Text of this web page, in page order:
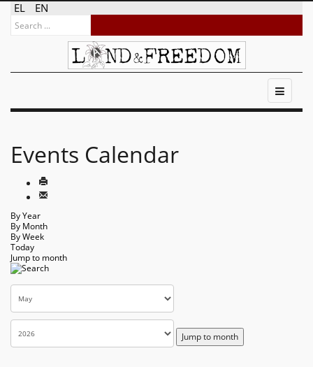
EL EN
Events Calendar
By Year
By Month
By Week
Today
Jump to month
Jump to month